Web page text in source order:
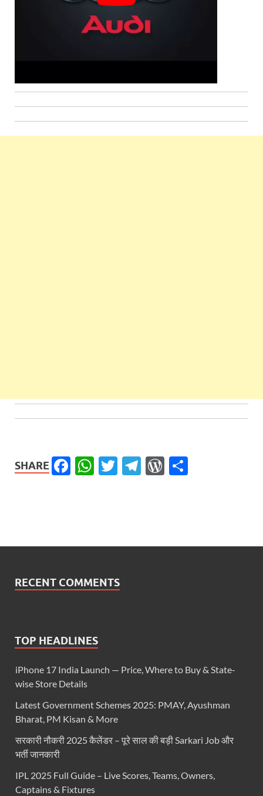
SHARE Facebook
WhatsApp
Twitter
Telegram
WordPress
RECENT COMMENTS
TOP HEADLINES
iPhone 17 India Launch — Price, Where to Buy & State-
wise Store Details
Latest Government Schemes 2025: PMAY, Ayushman
Bharat, PM Kisan & More
सरकारी नौकरी 2025 कैलेंडर – पूरे साल की बड़ी Sarkari Job और
भर्ती जानकारी
IPL 2025 Full Guide – Live Scores, Teams, Owners,
Captains & Fixtures